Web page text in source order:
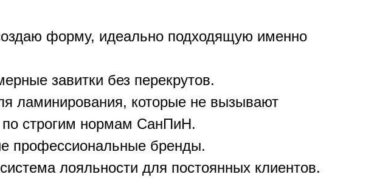
форму, идеально подходящую именно
завитки без перекрутов.
ламинирования, которые не вызывают
строгим нормам СанПиН.
профессиональные бренды.
лояльности для постоянных клиентов.